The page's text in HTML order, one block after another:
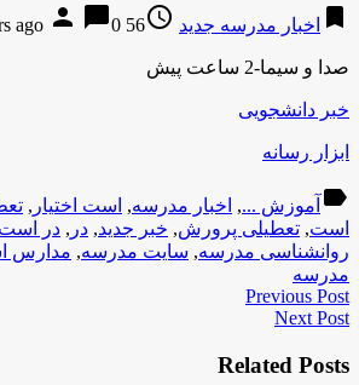
bookmark اخبار مدرسه جدید access_time
56 years ago
person chat_bubble0
صدا و سیما-2 ساعت پیش
خبر دانشجویی
ابزار رسانه
label آموزش ..., اخبار مدرسه, است اختیار ,
است, تعطیلی پرورش, خبر جدید, در , در است
روانشناسی مدرسه, سایت مدرسه, مدارس
مدرسه
Previous Post
Next Post
Related Posts